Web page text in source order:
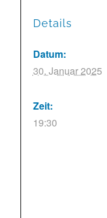
Details
Datum:
30. Januar 2025
Zeit:
19:30